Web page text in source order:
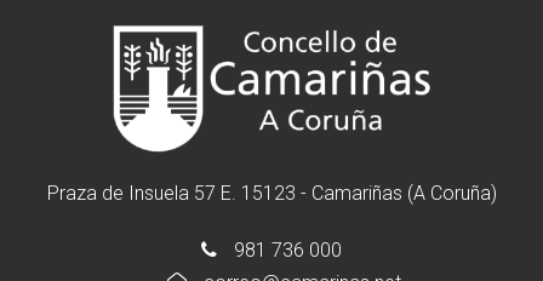
Praza de Insuela 57 E. 15123 - Camariñas (A Coruña)
981 736 000